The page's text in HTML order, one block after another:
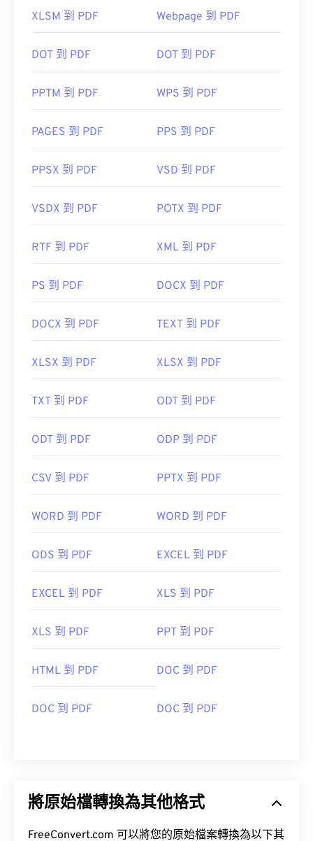
XLSM 到 PDF Webpage 到 PDF
DOT 到 PDF DOT 到 PDF
PPTM 到 PDF WPS 到 PDF
PAGES 到 PDF PPS 到 PDF
PPSX 到 PDF VSD 到 PDF
VSDX 到 PDF POTX 到 PDF
RTF 到 PDF XML 到 PDF
PS 到 PDF DOCX 到 PDF
DOCX 到 PDF TEXT 到 PDF
XLSX 到 PDF XLSX 到 PDF
TXT 到 PDF ODT 到 PDF
ODT 到 PDF ODP 到 PDF
CSV 到 PDF PPTX 到 PDF
WORD 到 PDF WORD 到 PDF
ODS 到 PDF EXCEL 到 PDF
EXCEL 到 PDF XLS 到 PDF
XLS 到 PDF PPT 到 PDF
HTML 到 PDF DOC 到 PDF
DOC 到 PDF DOC 到 PDF
將原始檔轉換為其他格式
FreeConvert.com 可以將您的原始檔案轉換為以下其